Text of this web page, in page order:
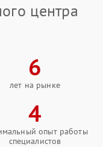
центра
6
лет на рынке
4
опыт работы
специалистов